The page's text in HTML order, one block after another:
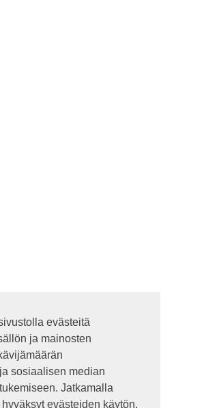
evästeitä
ja mainosten
sosiaalisen median
Jatkamalla
evästeiden käytön.
evästeitä
ja mainosten
sosiaalisen median
Jatkamalla
evästeiden käytön.